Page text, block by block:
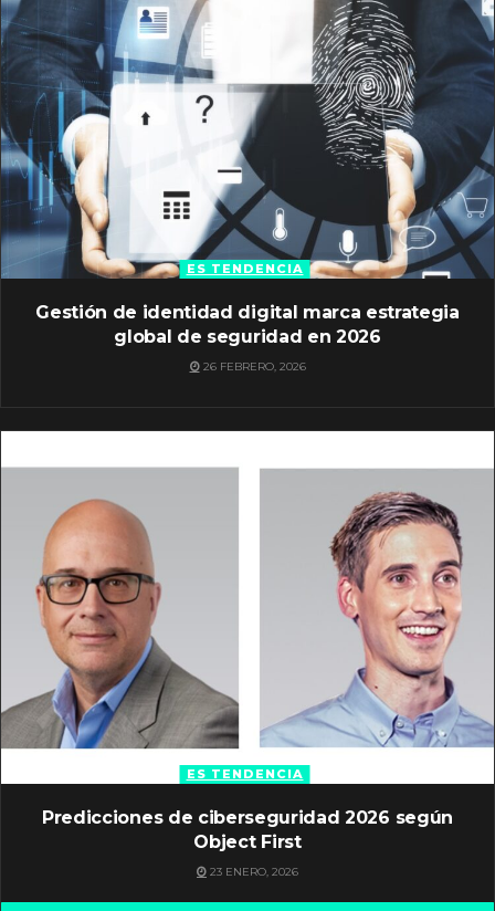
ES TENDENCIA
Gestión de identidad digital marca estrategia
global de seguridad en 2026
26 FEBRERO, 2026
ES TENDENCIA
Predicciones de ciberseguridad 2026 según
Object First
23 ENERO, 2026